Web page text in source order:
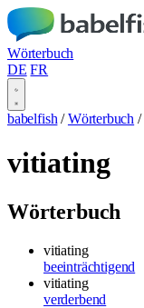
Wörterbuch
DE FR
babelfish / Wörterbuch /
vitiating
Wörterbuch
vitiating
beeinträchtigend
vitiating
verderbend